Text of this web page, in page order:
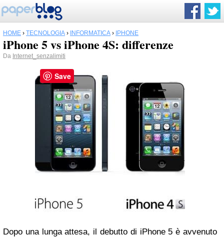
HOME › TECNOLOGIA › INFORMATICA › IPHONE
iPhone 5 vs iPhone 4S: differenze
Da Internet_senzalimiti
Dopo una lunga attesa, il debutto di iPhone 5 è avvenuto
Save